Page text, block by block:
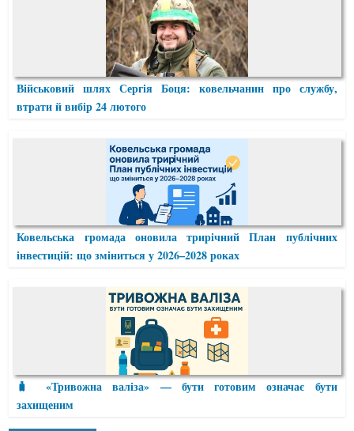
Військовий шлях Сергія Боця: ковельчанин про службу,
втрати й вибір 24 лютого
Ковельська громада оновила трирічний План публічних
інвестицій: що зміниться у 2026–2028 роках
🧳 «Тривожна валіза» — бути готовим означає бути
захищеним